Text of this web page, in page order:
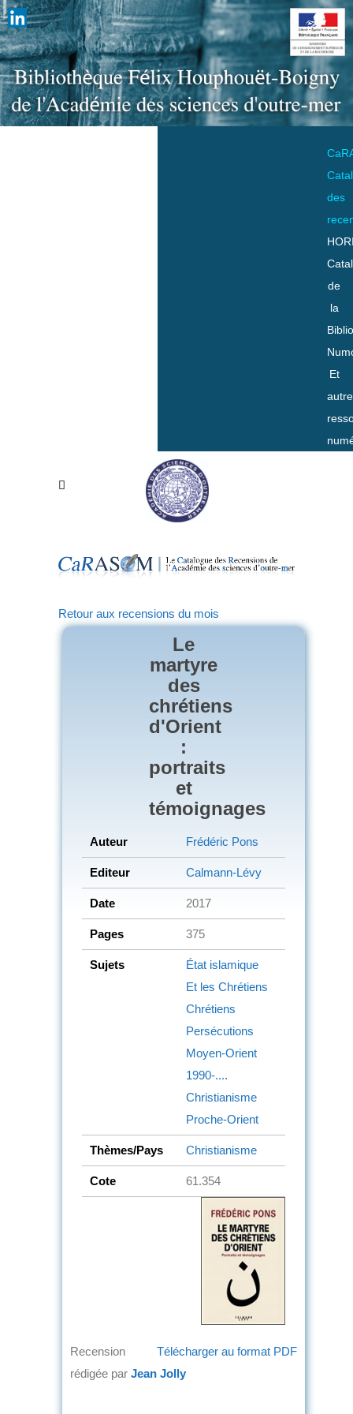
des
de
la
Et
Retour aux recensions du mois
Le
martyre
des
chrétiens
d'Orient
:
portraits
et
témoignages
Auteur Frédéric Pons
Editeur Calmann-Lévy
Date 2017
Pages 375
Sujets
État islamique
Et les Chrétiens
Chrétiens
Persécutions
Moyen-Orient
1990-....
Christianisme
Proche-Orient
Thèmes/Pays Christianisme
Cote 61.354
Télécharger au format PDF
Recension
rédigée par Jean Jolly